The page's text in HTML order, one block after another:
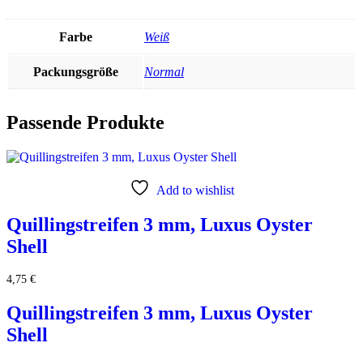
Farbe Weiß
Packungsgröße Normal
Passende Produkte
Add to wishlist
Quillingstreifen 3 mm, Luxus Oyster
Shell
4,75 €
Quillingstreifen 3 mm, Luxus Oyster
Shell